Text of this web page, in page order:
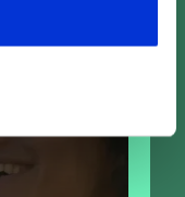
erhoben